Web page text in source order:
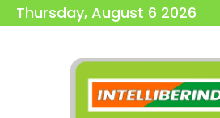
Thursday, August 6 2026